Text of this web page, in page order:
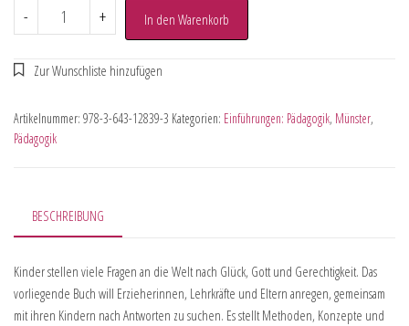
- + In den Warenkorb
Artikelnummer: 978-3-643-12839-3 Kategorien: Einführungen: Pädagogik, Münster,
Pädagogik
BESCHREIBUNG
Kinder stellen viele Fragen an die Welt nach Glück, Gott und Gerechtigkeit. Das
vorliegende Buch will Erzieherinnen, Lehrkräfte und Eltern anregen, gemeinsam
mit ihren Kindern nach Antworten zu suchen. Es stellt Methoden, Konzepte und